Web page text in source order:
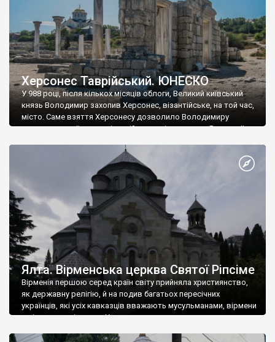
Херсонес Таврійський. ЮНЕСКО
У 988 році, після кількох місяців облоги, Великий київський
князь Володимир захопив Херсонес, візантійське, на той час,
місто. Саме взяття Херсонесу дозволило Володимиру
диктувати свої умови візантійському імператору Василю ІІ, та
Херсонесі Володимир-язичник, став Василем-християнином.
А потім було Хрещення Русі. На честь Херсонесу Таврійського
Ялта. Вірменська церква Святої Ріпсіме
Вірменія першою серед країн світу прийняла християнство,
як державну релігію, й на подив багатьох пересічних
українців, які усіх кавказців вважають мусульманами, вірмени
є відданими вірянами Христа